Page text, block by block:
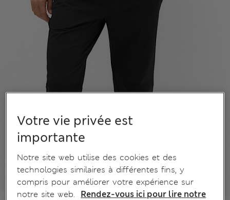
Votre vie privée est
importante
Notre site web utilise des cookies et des
technologies similaires à différentes fins, y
compris pour améliorer votre expérience sur
notre site web.
Rendez-vous ici pour lire notre